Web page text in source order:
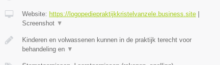
Website: https://logopediepraktijkkristelvanzele.business.site |
Screenshot ▼
Kinderen en volwassenen kunnen in de praktijk terecht voor
behandeling en ▼